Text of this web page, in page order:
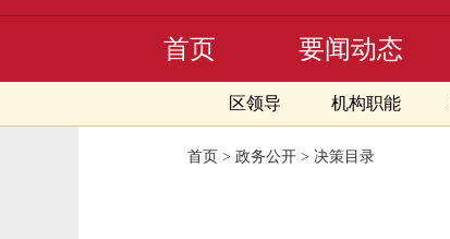
首页 要闻动态
区领导 机构职能
首页 > 政务公开 > 决策目录